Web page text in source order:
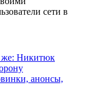
сети в
же: Никитюк
анонсы,